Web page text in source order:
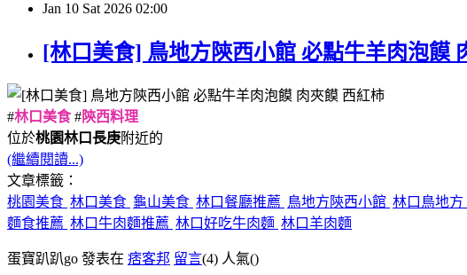
Jan 10 Sat 2026 02:00
[林口美食] 鳥地方陝西小館 必點牛羊肉泡饃
#林口美食#陝西料理
位於桃園林口長庚附近的
(繼續閱讀...)
文章標籤：
桃園美食 林口美食 龜山美食 林口餐廳推薦 鳥地方陝西小館 林口鳥地方
麵食推薦 林口牛肉麵推薦 林口好吃牛肉麵 林口羊肉麵
蛋寶趴趴go 發表在 痞客邦 留言(4) 人氣()